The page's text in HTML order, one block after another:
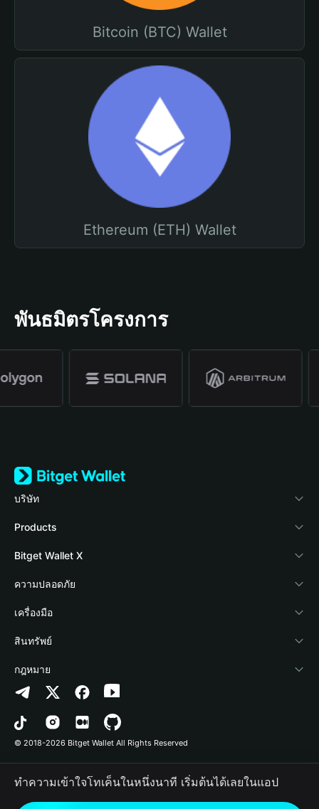
Bitcoin (BTC) Wallet
Ethereum (ETH) Wallet
พันธมิตรโครงการ
บริษัท
เกี่ยวกับ Bitget Wallet
Blog
Academy
ข่าวสารด้านคริปโต
ศูนย์ช่วยเหลือ
ติดต่อเรา
ทรัพยากรข้อมูลของแบรนด์
อาชีพ
Products
Crypto Card
Stablecoin Earn
Payfi Crypto
Crypto Swap API
Altcoin Season Index
Prediction Markets
DApp
RWA
Bitget Wallet X
นักพัฒนา
เชื่อมต่อ Wallet
Bitget Wallet Pay
ลิสต์โปรเจกต์
ความปลอดภัย
Protection Fund
เทคโนโลยีความปลอดภัย
เครื่องมือ
ซื้อคริปโต
การตรวจจับการอนุญาต
การตรวจจับสัญญา
การโอนเป็นชุด
สินทรัพย์
Arbitrum
Avalanche
Bitcoin
Polygon
กฎหมาย
นโยบายความเป็นส่วนตัว
ข้อตกลงในการใช้บริการ
© 2018-2026 Bitget Wallet All Rights Reserved
ทำความเข้าใจโทเค็นในหนึ่งนาที เริ่มต้นได้เลยในแอป